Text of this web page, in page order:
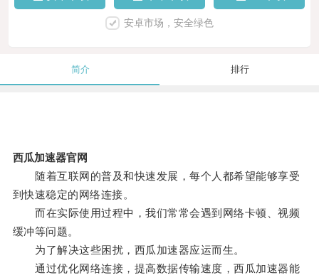
安卓市场，安全绿色
简介 排行
西瓜加速器官网
随着互联网的普及和快速发展，每个人都希望能够享受
到快速稳定的网络连接。
而在实际使用过程中，我们常常会遇到网络卡顿、视频
缓冲等问题。
为了解决这些困扰，西瓜加速器应运而生。
通过优化网络连接，提高数据传输速度，西瓜加速器能